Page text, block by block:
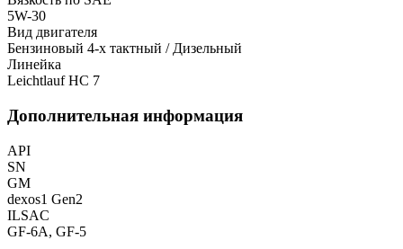
5W-30
Вид двигателя
Бензиновый 4-х тактный / Дизельный
Линейка
Leichtlauf HC 7
Дополнительная информация
API
SN
GM
dexos1 Gen2
ILSAC
GF-6A, GF-5